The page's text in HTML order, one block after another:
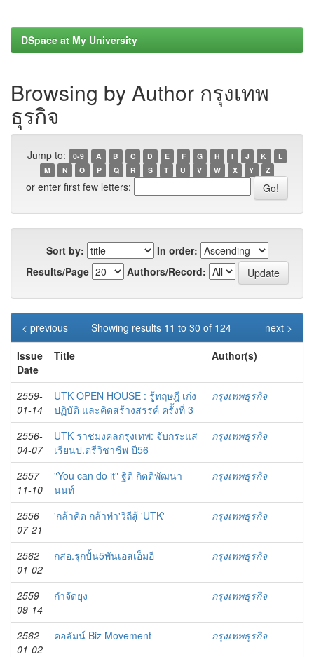
DSpace at My University
Browsing by Author กรุงเทพ
ธุรกิจ
Jump to: 0-9 A B C D E F G H I J K
L
M
N O P Q R S T U V W X Y Z
or enter first few letters:
Sort by:
In order:
Results/Page
Authors/Record:
Showing results 11 to 30 of 124
< previous
next >
Issue
Date
Title Author(s)
2559-
01-14
UTK OPEN HOUSE : รู้ทฤษฎี เก่ง
ปฏิบัติ และคิดสร้างสรรค์ ครั้งที่ 3
กรุงเทพธุรกิจ
2556-
04-07
UTK ราชมงคลกรุงเทพ: จับกระแส
เรียนป.ตรีวิชาชีพ ปี56
กรุงเทพธุรกิจ
2557-
11-10
"You can do it" ฐิติ กิตติพัฒนา
นนท์
กรุงเทพธุรกิจ
2556-
07-21
'กล้าคิด กล้าทำ'วิถีสู้ 'UTK' กรุงเทพธุรกิจ
2562-
01-02
กสอ.รุกปั้น5พันเอสเอ็มอี กรุงเทพธุรกิจ
2559-
09-14
กำจัดยุง กรุงเทพธุรกิจ
2562-
01-02
คอลัมน์ Biz Movement กรุงเทพธุรกิจ